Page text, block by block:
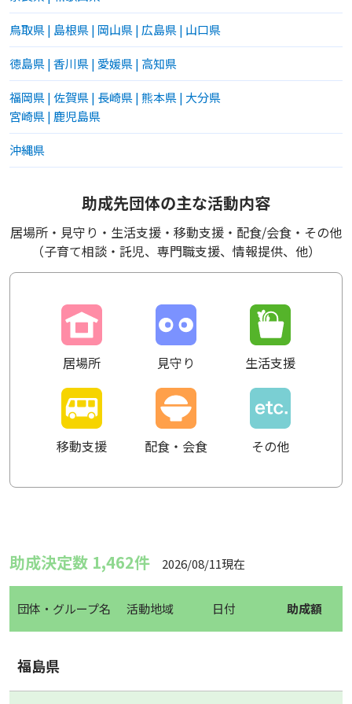
鳥取県| 島根県| 岡山県| 広島県| 山口県
徳島県|香川県| 愛媛県| 高知県
福岡県|佐賀県| 長崎県|熊本県| 大分県
宮崎県| 鹿児島県
沖縄県
助成先団体の主な活動内容
居場所・見守り・生活支援・移動支援・配食/会食・その他
（子育て相談・託児、専門職支援、情報提供、他）
居場所 見守り 生活支援
移動支援 配食・会食 その他
助成決定数 1,462件 2026/08/11現在
団体・グループ名 活動地域 日付 助成額
福島県